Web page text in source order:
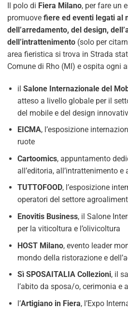
Il polo di Fiera Milano, per fare un
promuove fiere ed eventi legati al
dell’arredamento, del design,
dell’intrattenimento (solo per
area fieristica si trova in Strada
Comune di Rho (MI) e ospita ogni
il Salone Internazionale del
atteso a livello globale per il
del mobile e del design
EICMA, l’esposizione
ruote
Cartoomics, appuntamento
all’editoria, all’intrattenimento
TUTTOFOOD, l’esposizione
operatori del settore
Enovitis Business, il Salone
per la viticoltura e l’olivicoltura
HOST Milano, evento leader
mondo della ristorazione e
Sì SPOSAITALIA Collezioni, il
l’abito da sposa/o, cerimonia e
l’Artigiano in Fiera, l’Expo